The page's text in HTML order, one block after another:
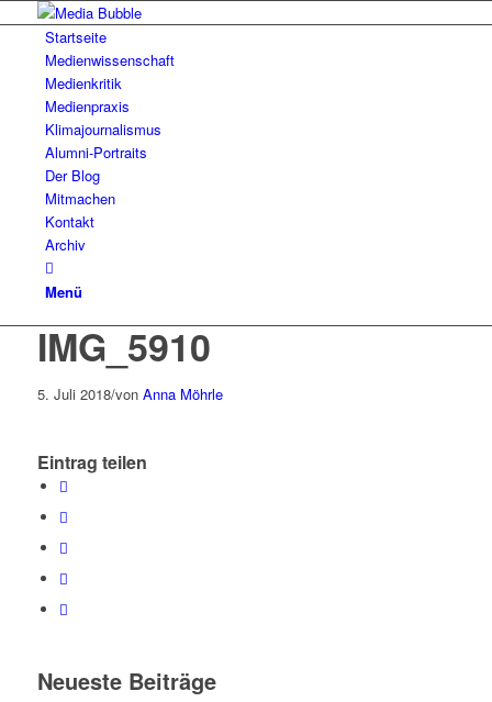
Startseite
Medienwissenschaft
Medienkritik
Medienpraxis
Klimajournalismus
Alumni-Portraits
Der Blog
Mitmachen
Kontakt
Archiv
Menü
IMG_5910
5. Juli 2018/von Anna Möhrle
Eintrag teilen
Neueste Beiträge